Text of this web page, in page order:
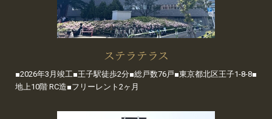
ステラテラス
■2026年3月竣工■王子駅徒歩2分■総戸数76戸■東京都北区王子1-8-8■
地上10階 RC造■フリーレント2ヶ月